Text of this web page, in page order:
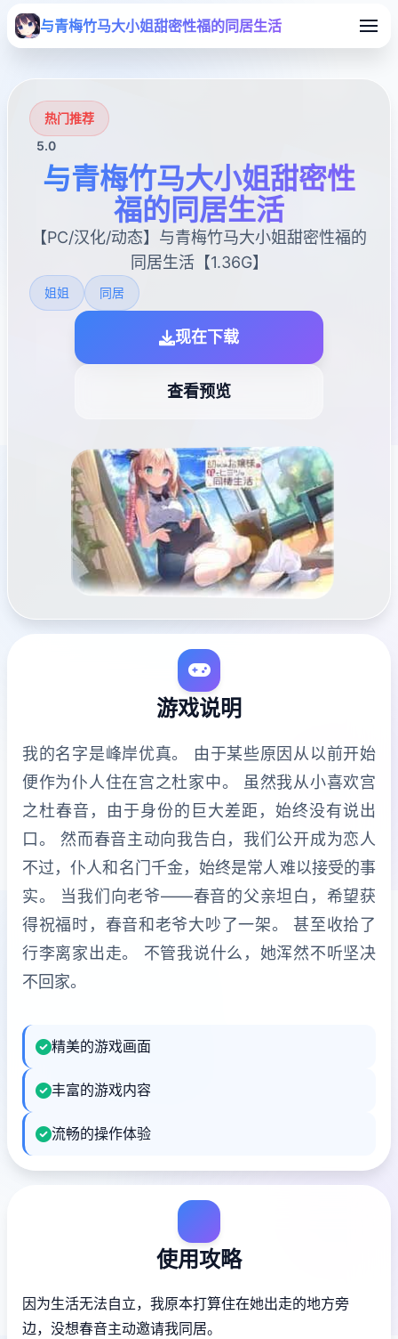
与青梅竹马大小姐甜密性福的同居生活
热门推荐
5.0
与青梅竹马大小姐甜密性
福的同居生活
【PC/汉化/动态】与青梅竹马大小姐甜密性福的
同居生活【1.36G】
姐姐 同居
现在下载
查看预览
游戏说明
我的名字是峰岸优真。 由于某些原因从以前开始
便作为仆人住在宫之杜家中。 虽然我从小喜欢宫
之杜春音，由于身份的巨大差距，始终没有说出
口。 然而春音主动向我告白，我们公开成为恋人
不过，仆人和名门千金，始终是常人难以接受的事
实。 当我们向老爷——春音的父亲坦白，希望获
得祝福时，春音和老爷大吵了一架。 甚至收拾了
行李离家出走。 不管我说什么，她浑然不听坚决
不回家。
精美的游戏画面
丰富的游戏内容
流畅的操作体验
使用攻略
因为生活无法自立，我原本打算住在她出走的地方旁
边，没想春音主动邀请我同居。